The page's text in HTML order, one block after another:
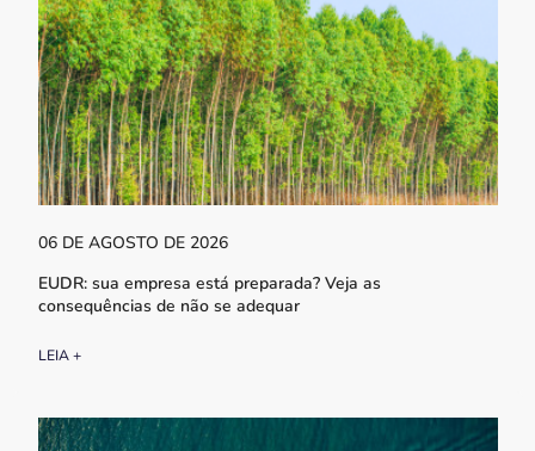
06 DE AGOSTO DE 2026
EUDR: sua empresa está preparada? Veja as
consequências de não se adequar
LEIA +